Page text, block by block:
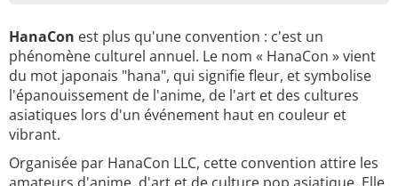
HanaCon est plus qu'une convention : c'est un
phénomène culturel annuel. Le nom « HanaCon » vient
du mot japonais "hana", qui signifie fleur, et symbolise
l'épanouissement de l'anime, de l'art et des cultures
asiatiques lors d'un événement haut en couleur et
vibrant.
Organisée par HanaCon LLC, cette convention attire les